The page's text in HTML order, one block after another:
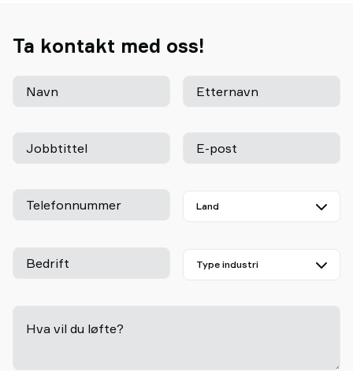
Ta kontakt med oss!
Navn Etternavn
Jobbtittel E-post
Telefonnummer
Bedrift
Hva vil du løfte?